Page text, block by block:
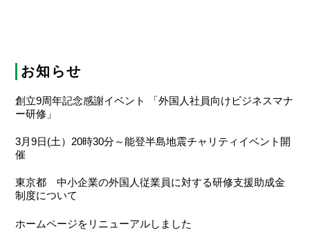
お知らせ
創立9周年記念感謝イベント 「外国人社員向けビジネスマナ
ー研修」
3月9日(土）20時30分～能登半島地震チャリティイベント開
催
東京都 中小企業の外国人従業員に対する研修支援助成金
制度について
ホームページをリニューアルしました